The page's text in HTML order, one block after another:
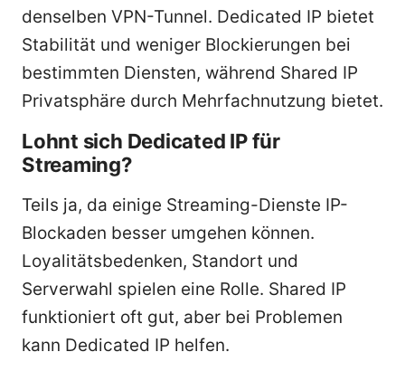
denselben VPN-Tunnel. Dedicated IP bietet
Stabilität und weniger Blockierungen bei
bestimmten Diensten, während Shared IP
Privatsphäre durch Mehrfachnutzung bietet.
Lohnt sich Dedicated IP für
Streaming?
Teils ja, da einige Streaming-Dienste IP-
Blockaden besser umgehen können.
Loyalitätsbedenken, Standort und
Serverwahl spielen eine Rolle. Shared IP
funktioniert oft gut, aber bei Problemen
kann Dedicated IP helfen.